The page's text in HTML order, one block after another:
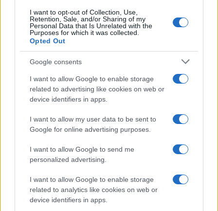
I want to opt-out of Collection, Use,
Retention, Sale, and/or Sharing of my
Personal Data that Is Unrelated with the
Purposes for which it was collected.
Opted Out
Google consents
I want to allow Google to enable storage
related to advertising like cookies on web or
device identifiers in apps.
I want to allow my user data to be sent to
Google for online advertising purposes.
I want to allow Google to send me
personalized advertising.
I want to allow Google to enable storage
related to analytics like cookies on web or
device identifiers in apps.
In centro, interessata da lavori è in particolare la
zona di Castel Sant’Angelo. Su tutti, quelli per la
realizzazione del sottopasso di Piazza Pia. Gli operai
saranno al lavoro dal 21 agosto per i successivi 18
mesi. Anche in questo caso ci saranno modifiche alla
viabilità, sia per chi proviene da Nord che per chi
proviene da Sud.
25enne
gambizzato a
Guidonia: un vicino
di casa finisce in
manette
stoppa il taglio
delle accise:
“Risorse per altre
lavori viabilità